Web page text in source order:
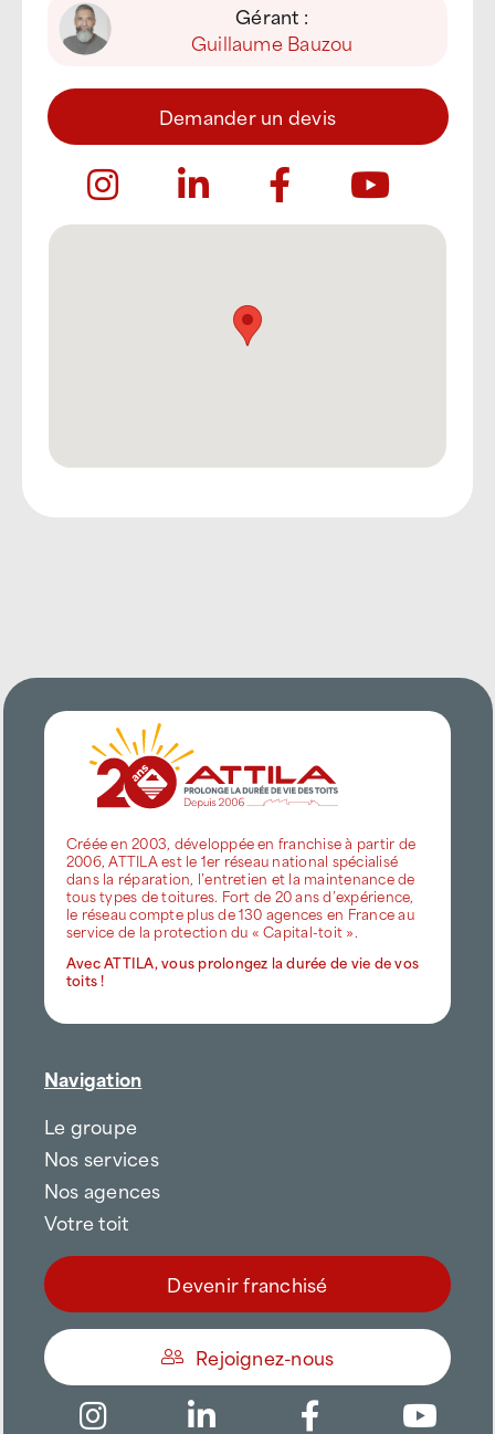
Gérant :
Guillaume Bauzou
Demander un devis
Créée en 2003, développée en franchise à partir de
2006, ATTILA est le 1er réseau national spécialisé
dans la réparation, l’entretien et la maintenance de
tous types de toitures. Fort de 20 ans d’expérience,
le réseau compte plus de 130 agences en France au
service de la protection du « Capital-toit ».
Avec ATTILA, vous prolongez la durée de vie de vos
toits !
Navigation
Le groupe
Nos services
Nos agences
Votre toit
Devenir franchisé
Rejoignez-nous